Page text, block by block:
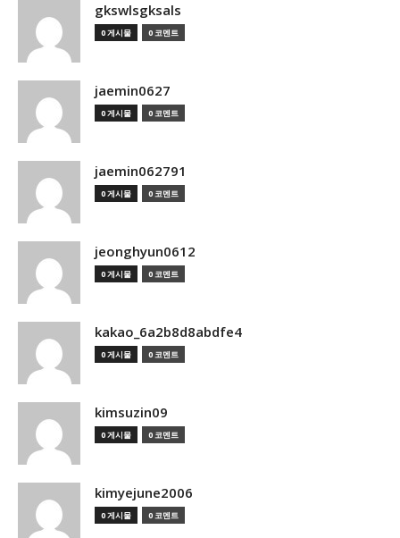
gkswlsgksals
0 게시물 0 코멘트
jaemin0627
0 게시물 0 코멘트
jaemin062791
0 게시물 0 코멘트
jeonghyun0612
0 게시물 0 코멘트
kakao_6a2b8d8abdfe4
0 게시물 0 코멘트
kimsuzin09
0 게시물 0 코멘트
kimyejune2006
0 게시물 0 코멘트